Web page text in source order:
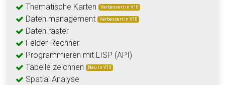
Thematische Karten
Verbessert in V10
Daten management Verbessert in V10
Daten raster
Felder-Rechner
Programmieren mit LISP (API)
Tabelle zeichnen
Neu in V10
Spatial Analyse